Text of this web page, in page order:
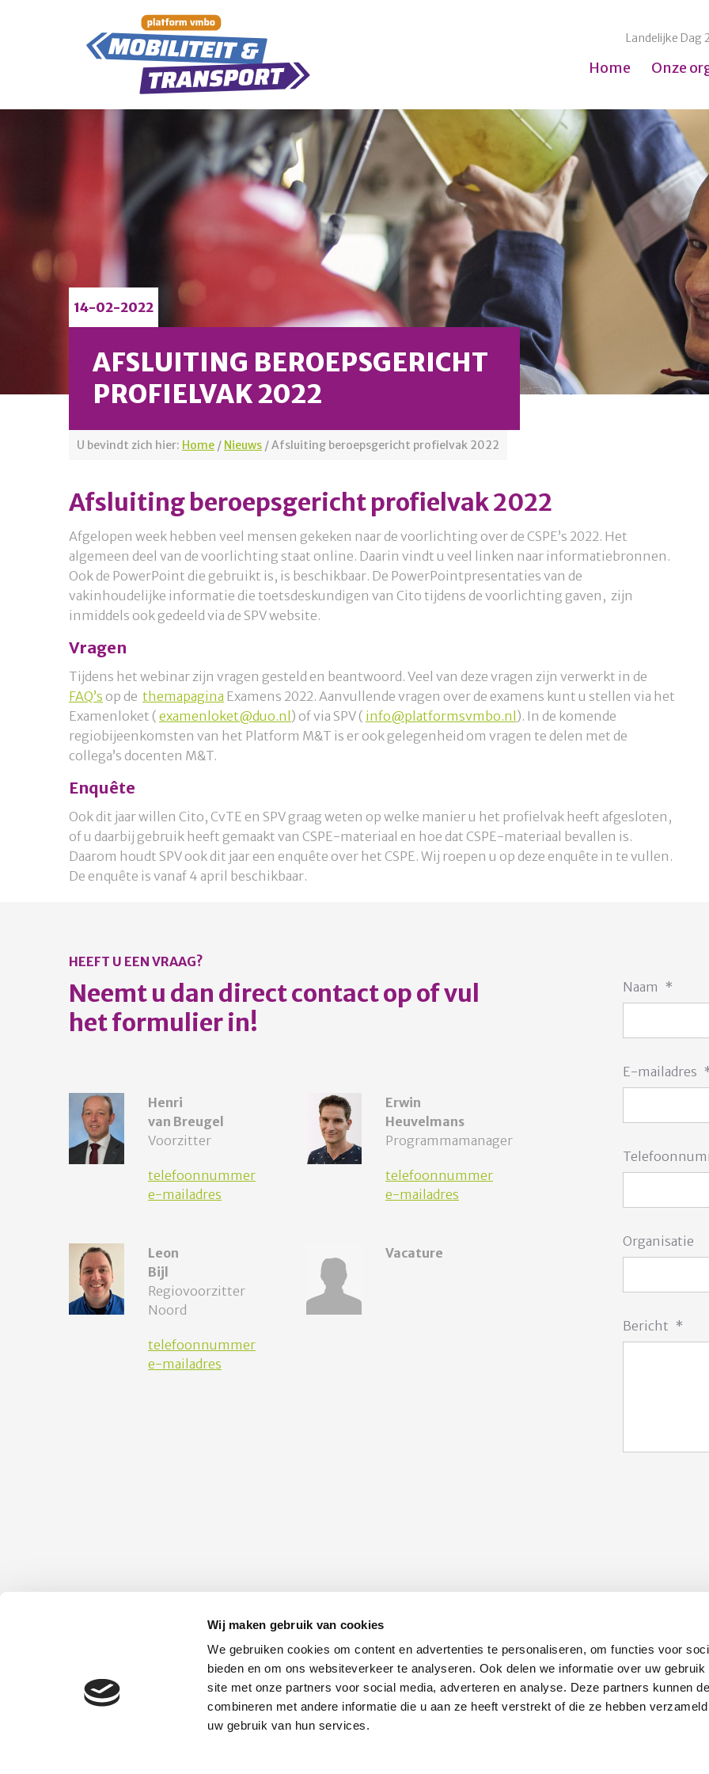
Wij maken gebruik van cookies
We gebruiken cookies om content en advertenties te personaliseren, om functies voor
bieden en om ons websiteverkeer te analyseren. Ook delen we informatie over uw gebruik
site met onze partners voor social media, adverteren en analyse. Deze partners kunnen
combineren met andere informatie die u aan ze heeft verstrekt of die ze hebben
uw gebruik van hun services.
Landelijke Dag
Home Onze
14-02-2022
AFSLUITING BEROEPSGERICHT
PROFIELVAK 2022
U bevindt zich hier: Home / Nieuws /Afsluiting beroepsgericht profielvak 2022
Afsluiting beroepsgericht profielvak 2022
Afgelopen week hebben veel mensen gekeken naar de voorlichting over de CSPE’s 2022. Het
algemeen deel van de voorlichting staat online. Daarin vindt u veel linken naar informatiebronnen.
Ook de PowerPoint die gebruikt is, is beschikbaar. De PowerPointpresentaties van de
vakinhoudelijke informatie die toetsdeskundigen van Cito tijdens de voorlichting gaven, zijn
inmiddels ook gedeeld via de SPV website.
Vragen
Tijdens het webinar zijn vragen gesteld en beantwoord. Veel van deze vragen zijn verwerkt in de
FAQ’s op de themapagina Examens 2022. Aanvullende vragen over de examens kunt u stellen via het
Examenloket ( examenloket@duo.nl ) of via SPV ( info@platformsvmbo.nl ). In de komende
regiobijeenkomsten van het Platform M&T is er ook gelegenheid om vragen te delen met de
collega’s docenten M&T.
Enquête
Ook dit jaar willen Cito, CvTE en SPV graag weten op welke manier u het profielvak heeft afgesloten,
of u daarbij gebruik heeft gemaakt van CSPE-materiaal en hoe dat CSPE-materiaal bevallen is.
Daarom houdt SPV ook dit jaar een enquête over het CSPE. Wij roepen u op deze enquête in te vullen.
De enquête is vanaf 4 april beschikbaar.
HEEFT U EEN VRAAG?
Neemt u dan direct contact op of vul
het formulier in!
Henri
van Breugel
Voorzitter
telefoonnummer
e-mailadres
Erwin
Heuvelmans
Programmamanager
telefoonnummer
e-mailadres
Leon
Bijl
Regiovoorzitter
Noord
telefoonnummer
e-mailadres
Vacature
Naam *
E-mailadres
Organisatie
Bericht *
Platform Mobiliteit en Transport
Telefoon: 06-23 58 89 49
E-mail:
secretariaat@platformmobiliteitentransport.nl
Schrijf u in voor onze nieuwsbrief
Inschrijven